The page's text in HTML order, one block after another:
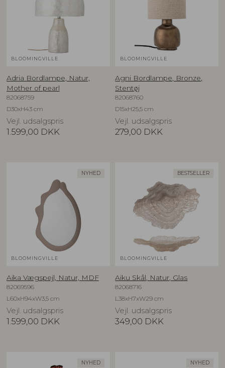
BLOOMINGVILLE
Adria Bordlampe, Natur,
Mother of pearl
82068759
D30xH43 cm
Vejl. udsalgspris
1.599,00 DKK
BLOOMINGVILLE
Agni Bordlampe, Bronze,
Stentøj
82068760
D15xH25,5 cm
Vejl. udsalgspris
279,00 DKK
NYHED
BLOOMINGVILLE
Aika Vægspejl, Natur, MDF
82069596
L60xH94xW3,5 cm
Vejl. udsalgspris
1.599,00 DKK
BESTSELLER
BLOOMINGVILLE
Aiku Skål, Natur, Glas
82068716
L38xH7xW29 cm
Vejl. udsalgspris
349,00 DKK
NYHED NYHED